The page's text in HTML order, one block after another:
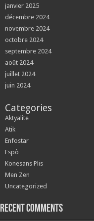
janvier 2025
décembre 2024
novembre 2024
octobre 2024
septembre 2024
août 2024
juillet 2024
juin 2024
Categories
Aktyalite
Atik
Enfostar
Espò
Konesans Plis
Men Zen
Uncategorized
Recent Comments